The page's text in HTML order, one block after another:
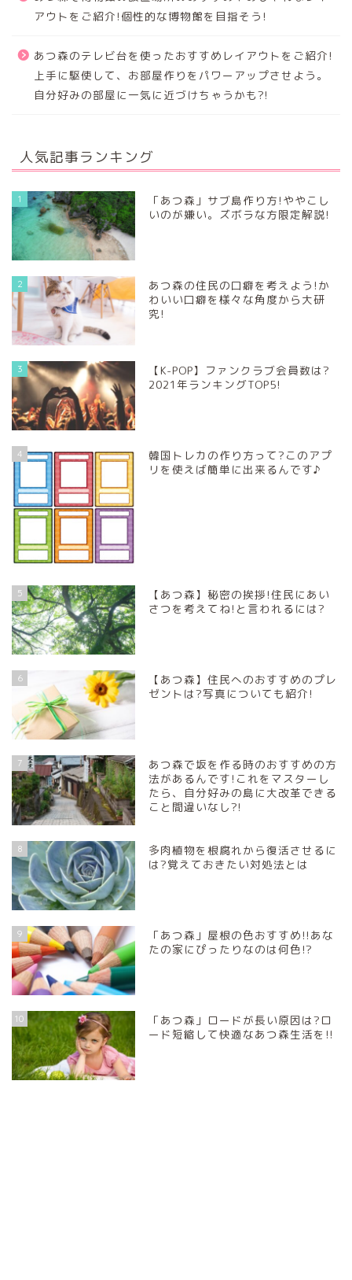
アウトをご紹介!個性的な博物館を目指そう!
あつ森のテレビ台を使ったおすすめレイアウトをご紹介!
上手に駆使して、お部屋作りをパワーアップさせよう。
自分好みの部屋に一気に近づけちゃうかも?!
人気記事ランキング
1
「あつ森」サブ島作り方!ややこし
いのが嫌い。ズボラな方限定解説!
2
あつ森の住民の口癖を考えよう!か
わいい口癖を様々な角度から大研
究!
3
【K-POP】ファンクラブ会員数は?
2021年ランキングTOP5!
4
韓国トレカの作り方って?このアプ
リを使えば簡単に出来るんです♪
5
【あつ森】秘密の挨拶!住民にあい
さつを考えてね!と言われるには?
6
【あつ森】住民へのおすすめのプレ
ゼントは?写真についても紹介!
7
あつ森で坂を作る時のおすすめの方
法があるんです!これをマスターし
たら、自分好みの島に大改革できる
こと間違いなし?!
8
多肉植物を根腐れから復活させるに
は?覚えておきたい対処法とは
9
「あつ森」屋根の色おすすめ!!あな
たの家にぴったりなのは何色!?
10
「あつ森」ロードが長い原因は?ロ
ード短縮して快適なあつ森生活を!!